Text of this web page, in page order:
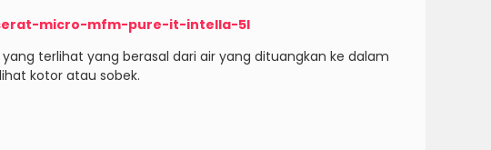
micro-mfm-pure-it-intella-5l
terlihat yang berasal dari air yang dituangkan ke dalam
kotor atau sobek.